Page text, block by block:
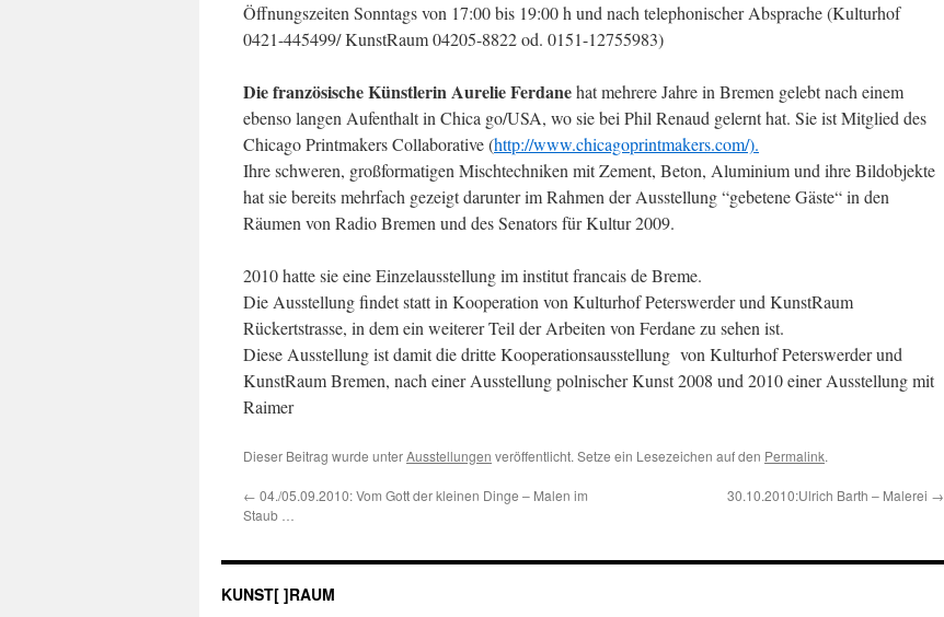
Öffnungszeiten Sonntags von 17:00 bis 19:00 h und nach telephonischer Absprache (Kulturhof
0421-445499/ KunstRaum 04205-8822 od. 0151-12755983)
Die französische Künstlerin Aurelie Ferdanehat mehrere Jahre in Bremen gelebt nach einem
ebenso langen Aufenthalt in Chica go/USA, wo sie bei Phil Renaud gelernt hat. Sie ist Mitglied des
Chicago Printmakers Collaborative (http://www.chicagoprintmakers.com/).
Ihre schweren, großformatigen Mischtechniken mit Zement, Beton, Aluminium und ihre Bildobjekte
hat sie bereits mehrfach gezeigt darunter im Rahmen der Ausstellung “gebetene Gäste“ in den
Räumen von Radio Bremen und des Senators für Kultur 2009.
2010 hatte sie eine Einzelausstellung im institut francais de Breme.
Die Ausstellung findet statt in Kooperation von Kulturhof Peterswerder und KunstRaum
Rückertstrasse, in dem ein weiterer Teil der Arbeiten von Ferdane zu sehen ist.
Diese Ausstellung ist damit die dritte Kooperationsausstellung von Kulturhof Peterswerder und
KunstRaum Bremen, nach einer Ausstellung polnischer Kunst 2008 und 2010 einer Ausstellung mit
Raimer
Dieser Beitrag wurde unterAusstellungen veröffentlicht. Setze ein Lesezeichen auf den Permalink.
← 04./05.09.2010: Vom Gott der kleinen Dinge – Malen im
Staub …
30.10.2010:Ulrich Barth – Malerei →
KUNST[ ]RAUM